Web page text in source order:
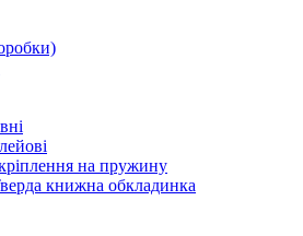
на пружину
книжна обкладинка